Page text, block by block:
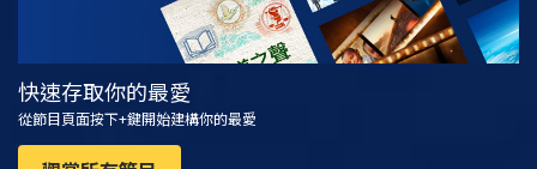
快速存取你的最愛
從節目頁面按下+鍵開始建構你的最愛